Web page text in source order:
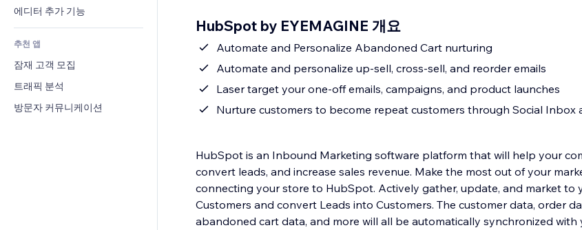
식품 및 음료
계산기
검색
일기예보
차트 및 표
커뮤니티
평가와 후기
CRM
에디터 추가 기능
추천 앱
잠재 고객 모집
트래픽 분석
방문자 커뮤니케이션
HubSpot by EYEMAGINE 개요
Automate and Personalize Abandoned Cart nurturing
Automate and personalize up-sell, cross-sell, and reorder emails
Laser target your one-off emails, campaigns, and product launches
Nurture customers to become repeat customers through Social Inbox
HubSpot is an Inbound Marketing software platform that will help your
convert leads, and increase sales revenue. Make the most out of your
connecting your store to HubSpot. Actively gather, update, and market to
Customers and convert Leads into Customers. The customer data, order data, sales history,
abandoned cart data, and more will all be automatically synchronized